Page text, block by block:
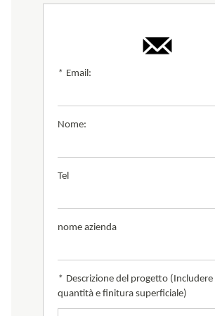
* Email:
Nome:
Tel
nome azienda
* Descrizione del progetto
quantità e finitura superficiale)